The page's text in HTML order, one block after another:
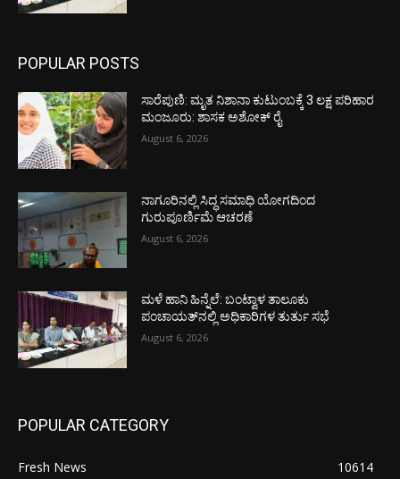
POPULAR POSTS
ಸಾರೆಪುಣಿ: ಮೃತ ನಿಶಾನಾ ಕುಟುಂಬಕ್ಕೆ 3 ಲಕ್ಷ ಪರಿಹಾರ
ಮಂಜೂರು: ಶಾಸಕ ಅಶೋಕ್ ರೈ
August 6, 2026
ನಾಗೂರಿನಲ್ಲಿ ಸಿದ್ಧ ಸಮಾಧಿ ಯೋಗದಿಂದ
ಗುರುಪೂರ್ಣಿಮೆ ಆಚರಣೆ
August 6, 2026
ಮಳೆ ಹಾನಿ ಹಿನ್ನೆಲೆ: ಬಂಟ್ವಾಳ ತಾಲೂಕು
ಪಂಚಾಯತ್‌ನಲ್ಲಿ ಅಧಿಕಾರಿಗಳ ತುರ್ತು ಸಭೆ
August 6, 2026
POPULAR CATEGORY
Fresh News
10614